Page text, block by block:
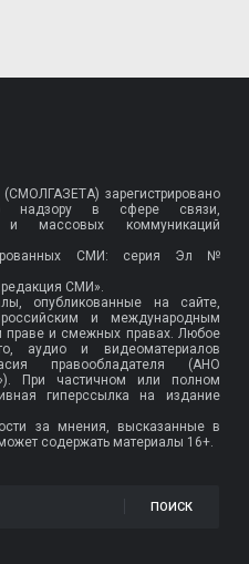
(СМОЛГАЗЕТА) зарегистрировано
надзору в сфере связи,
и массовых коммуникаций
СМИ: серия Эл №
СМИ».
опубликованные на сайте,
и международным
праве и смежных правах. Любое
аудио и видеоматериалов
правообладателя (АНО
При частичном или полном
гиперссылка на издание
за мнения, высказанные в
содержать материалы 16+.
ПОИСК